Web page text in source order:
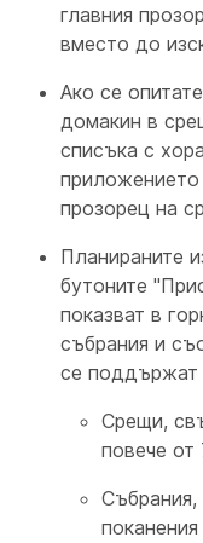
главния
вместо до
Ако се
домакин в
списъка с
приложението
прозорец на
Планираните
бутоните
показват в
събрания и
се поддържат
Срещи,
повече
Събрания,